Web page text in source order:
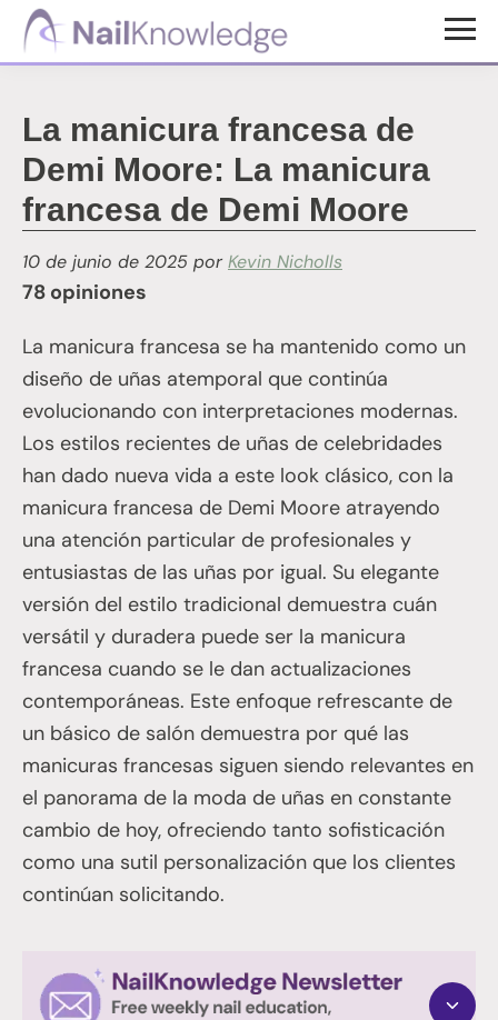
Saltar
principal
Saltar
página
Conocimientos
uñas
La manicura francesa de
Demi Moore: La manicura
francesa de Demi Moore
10 de junio de 2025 porKevin Nicholls
78 opiniones
La manicura francesa se ha mantenido como un
diseño de uñas atemporal que continúa
evolucionando con interpretaciones modernas.
Los estilos recientes de uñas de celebridades
han dado nueva vida a este look clásico, con la
manicura francesa de Demi Moore atrayendo
una atención particular de profesionales y
entusiastas de las uñas por igual. Su elegante
versión del estilo tradicional demuestra cuán
versátil y duradera puede ser la manicura
francesa cuando se le dan actualizaciones
contemporáneas. Este enfoque refrescante de
un básico de salón demuestra por qué las
manicuras francesas siguen siendo relevantes en
el panorama de la moda de uñas en constante
cambio de hoy, ofreciendo tanto sofisticación
como una sutil personalización que los clientes
continúan solicitando.